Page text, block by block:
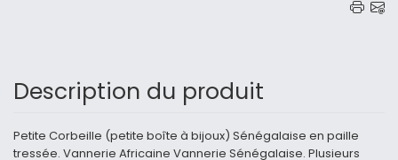
Description du produit
Petite Corbeille (petite boîte à bijoux) Sénégalaise en paille
tressée. Vannerie Africaine Vannerie Sénégalaise. Plusieurs